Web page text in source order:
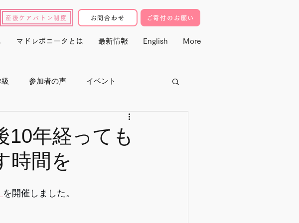
お問合わせ ご寄付のお願い
マドレボニータとは 最新情報 English More
産後ケアバトン制度
参加者の声 イベント
メルマガ
ボランティア活動
10年経っても
時間を
を開催しました。